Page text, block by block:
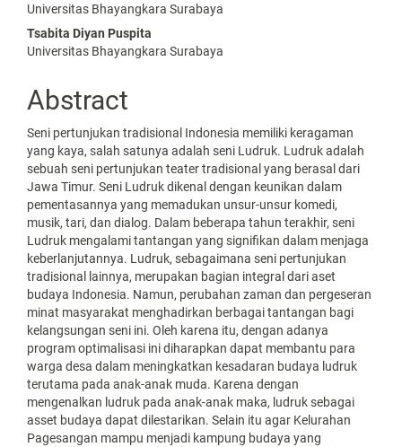
Universitas Bhayangkara Surabaya
Tsabita Diyan Puspita
Universitas Bhayangkara Surabaya
Abstract
Seni pertunjukan tradisional Indonesia memiliki keragaman
yang kaya, salah satunya adalah seni Ludruk. Ludruk adalah
sebuah seni pertunjukan teater tradisional yang berasal dari
Jawa Timur. Seni Ludruk dikenal dengan keunikan dalam
pementasannya yang memadukan unsur-unsur komedi,
musik, tari, dan dialog. Dalam beberapa tahun terakhir, seni
Ludruk mengalami tantangan yang signifikan dalam menjaga
keberlanjutannya. Ludruk, sebagaimana seni pertunjukan
tradisional lainnya, merupakan bagian integral dari aset
budaya Indonesia. Namun, perubahan zaman dan pergeseran
minat masyarakat menghadirkan berbagai tantangan bagi
kelangsungan seni ini. Oleh karena itu, dengan adanya
program optimalisasi ini diharapkan dapat membantu para
warga desa dalam meningkatkan kesadaran budaya ludruk
terutama pada anak-anak muda. Karena dengan
mengenalkan ludruk pada anak-anak maka, ludruk sebagai
asset budaya dapat dilestarikan. Selain itu agar Kelurahan
Pagesangan mampu menjadi kampung budaya yang